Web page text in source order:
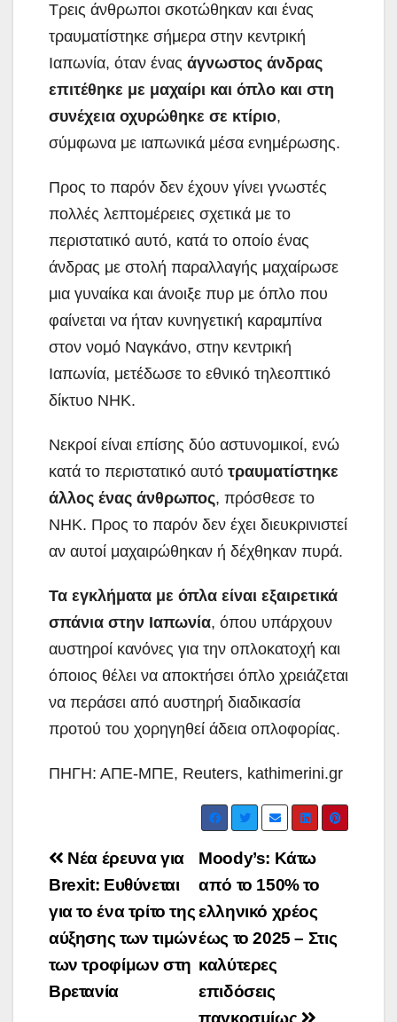
Τρεις άνθρωποι σκοτώθηκαν και ένας
τραυματίστηκε σήμερα στην κεντρική
Ιαπωνία, όταν ένας άγνωστος άνδρας
επιτέθηκε με μαχαίρι και όπλο και στη
συνέχεια οχυρώθηκε σε κτίριο,
σύμφωνα με ιαπωνικά μέσα ενημέρωσης.
Προς το παρόν δεν έχουν γίνει γνωστές
πολλές λεπτομέρειες σχετικά με το
περιστατικό αυτό, κατά το οποίο ένας
άνδρας με στολή παραλλαγής μαχαίρωσε
μια γυναίκα και άνοιξε πυρ με όπλο που
φαίνεται να ήταν κυνηγετική καραμπίνα
στον νομό Ναγκάνο, στην κεντρική
Ιαπωνία, μετέδωσε το εθνικό τηλεοπτικό
δίκτυο NHK.
Νεκροί είναι επίσης δύο αστυνομικοί, ενώ
κατά το περιστατικό αυτό τραυματίστηκε
άλλος ένας άνθρωπος, πρόσθεσε το
NHK. Προς το παρόν δεν έχει διευκρινιστεί
αν αυτοί μαχαιρώθηκαν ή δέχθηκαν πυρά.
Τα εγκλήματα με όπλα είναι εξαιρετικά
σπάνια στην Ιαπωνία, όπου υπάρχουν
αυστηροί κανόνες για την οπλοκατοχή και
όποιος θέλει να αποκτήσει όπλο χρειάζεται
να περάσει από αυστηρή διαδικασία
προτού του χορηγηθεί άδεια οπλοφορίας.
ΠΗΓΗ: ΑΠΕ-ΜΠΕ, Reuters, kathimerini.gr
Post
navigation
Moody’s: Κάτω
από το 150% το
ελληνικό χρέος
έως το 2025 – Στις
καλύτερες
επιδόσεις
παγκοσμίως
Νέα έρευνα για
Brexit: Ευθύνεται
για το ένα τρίτο της
αύξησης των τιμών
των τροφίμων στη
Βρετανία